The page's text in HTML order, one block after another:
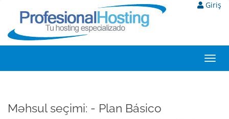
Giriş
Məhsul seçimi: - Plan Básico